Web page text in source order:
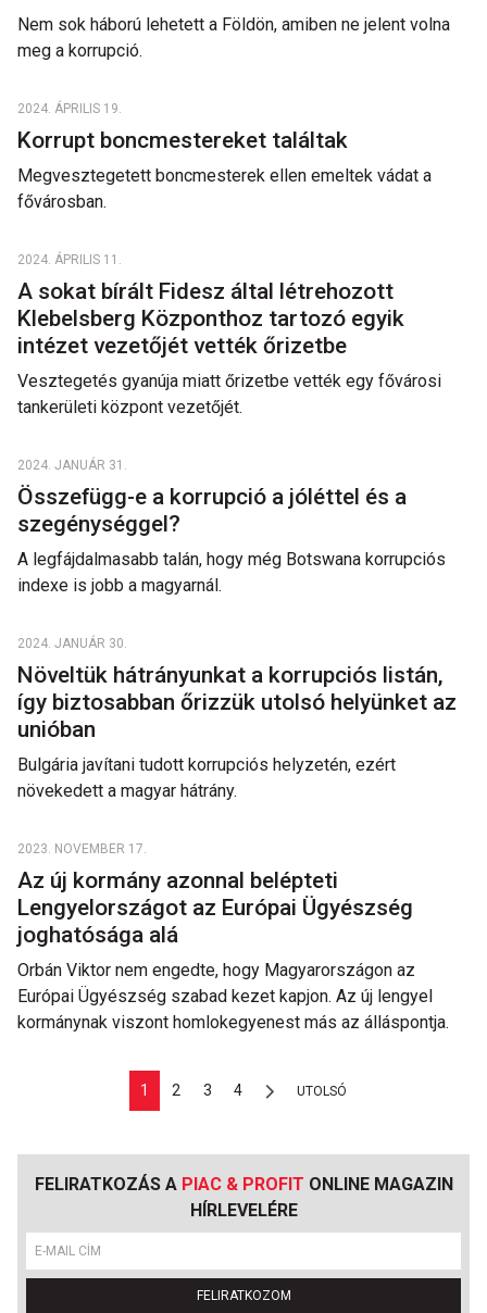
Nem sok háború lehetett a Földön, amiben ne jelent volna
meg a korrupció.
2024. ÁPRILIS 19.
Korrupt boncmestereket találtak
Megvesztegetett boncmesterek ellen emeltek vádat a
fővárosban.
2024. ÁPRILIS 11.
A sokat bírált Fidesz által létrehozott
Klebelsberg Központhoz tartozó egyik
intézet vezetőjét vették őrizetbe
Vesztegetés gyanúja miatt őrizetbe vették egy fővárosi
tankerületi központ vezetőjét.
2024. JANUÁR 31.
Összefügg-e a korrupció a jóléttel és a
szegénységgel?
A legfájdalmasabb talán, hogy még Botswana korrupciós
indexe is jobb a magyarnál.
2024. JANUÁR 30.
Növeltük hátrányunkat a korrupciós listán,
így biztosabban őrizzük utolsó helyünket az
unióban
Bulgária javítani tudott korrupciós helyzetén, ezért
növekedett a magyar hátrány.
2023. NOVEMBER 17.
Az új kormány azonnal belépteti
Lengyelországot az Európai Ügyészség
joghatósága alá
Orbán Viktor nem engedte, hogy Magyarországon az
Európai Ügyészség szabad kezet kapjon. Az új lengyel
kormánynak viszont homlokegyenest más az álláspontja.
1 2 3 4 UTOLSÓ
FELIRATKOZÁS A PIAC & PROFIT ONLINE MAGAZIN
HÍRLEVELÉRE
FELIRATKOZOM